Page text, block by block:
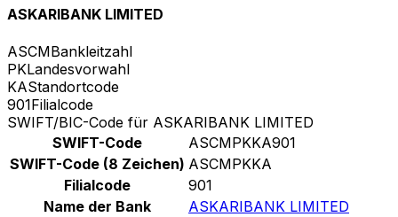
ASKARIBANK LIMITED
ASCMBankleitzahl
PKLandesvorwahl
KAStandortcode
901Filialcode
SWIFT/BIC-Code für ASKARIBANK LIMITED
SWIFT-Code
ASCMPKKA901
SWIFT-Code (8 Zeichen) ASCMPKKA
Filialcode
901
Name der Bank
ASKARIBANK LIMITED